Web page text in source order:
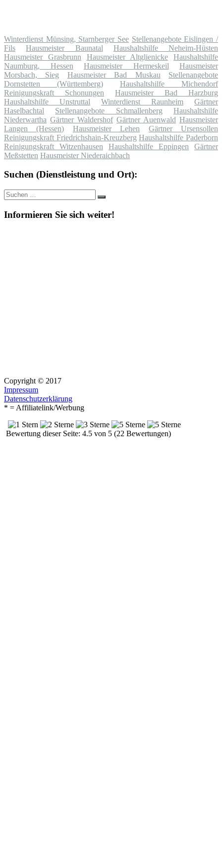
Winterdienst Münsing, Starnberger See Stellenangebote Eislingen /
Fils
Hausmeister Baunatal
Haushaltshilfe Neheim-Hüsten
Hausmeister Grasbrunn
Hausmeister Altglienicke
Haushaltshilfe
Naumburg, Hessen
Hausmeister Hermeskeil
Hausmeister
Morsbach, Sieg
Hausmeister Bad Muskau
Stellenangebote
Dornstetten (Württemberg)
Haushaltshilfe Michendorf
Reinigungskraft Schonungen
Hausmeister Bad Harzburg
Haushaltshilfe Unstruttal
Winterdienst Raunheim
Gärtner
Haselbachtal
Stellenangebote Schmallenberg
Haushaltshilfe
Niederwartha Gärtner Waldershof Gärtner Auenwald Hausmeister
Langen (Hessen)
Hausmeister Lehen
Gärtner Ursensollen
Reinigungskraft Friedrichshain-Kreuzberg Haushaltshilfe Paderborn
Reinigungskraft Witzenhausen
Haushaltshilfe Eppingen
Gärtner
Meßstetten Hausmeister Niederaichbach
Suchen (Dienstleistung und Ort):
Suche
nach:
Suchen
Informieren Sie sich weiter!
Copyright © 2017
Impressum
Datenschutzerklärung
* = Affiliatelink/Werbung
Bewertung dieser Seite: 4.5 von 5 (22 Bewertungen)